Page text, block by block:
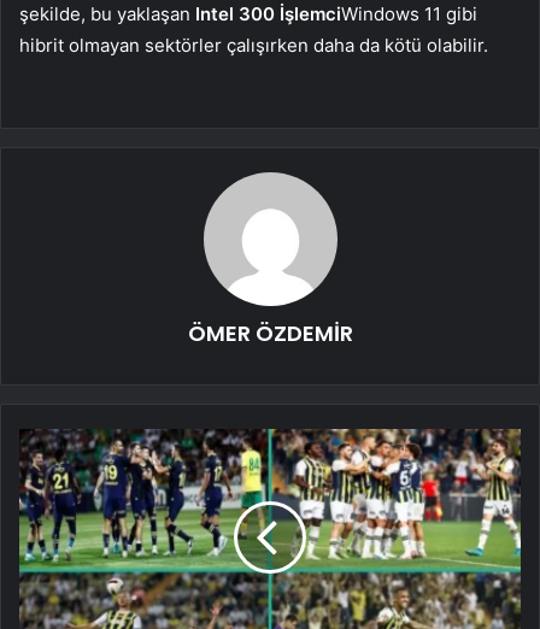
şekilde, bu yaklaşan Intel 300 İşlemciWindows 11 gibi
hibrit olmayan sektörler çalışırken daha da kötü olabilir.
ÖMER ÖZDEMİR